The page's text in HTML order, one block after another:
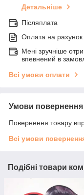
Детальніше
Післяплата
Оплата на рахунок
Мені зручніше
впевнений в
Всі умови оплати
Умови повернення
Повернення товару
Всі умови
Подібні товари